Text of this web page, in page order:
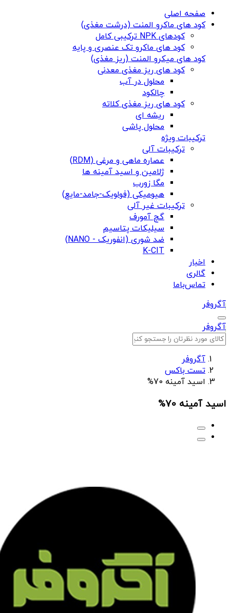
صفحه اصلی
کود های ماکرو المنت (درشت مغذی)
کودهای NPK ترکیبی کامل
کود های ماکرو تک عنصری و پایه
کود های میکرو المنت (ریز مغذی)
کود های ریز مغذی معدنی
محلول در آب
چالکود
کود های ریز مغذی کلاته
ریشه ای
محلول پاشی
ترکیبات ویژه
ترکیبات آلی
عصاره ماهی و مرغی (RDM)
ژلامین و اسید آمینه ها
مگا زورب
هیومیکی (فولویک-جامد-مایع)
ترکیبات غیر آلی
گچ آمورف
سیلیکات پتاسیم
ضد شوری (انفوریک - NANO)
K-CIT
اخبار
گالری
تماس‌باما
آگروفر
آگروفر
آگروفر
تست باکس
اسید آمینه 70%
اسید آمینه 70%